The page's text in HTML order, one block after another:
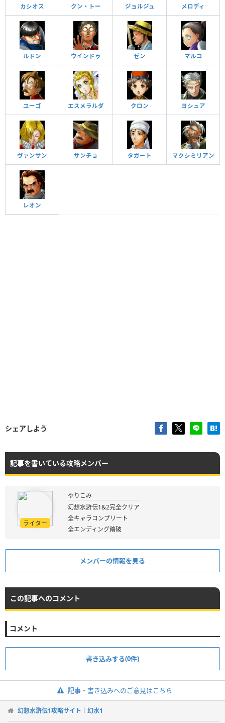
カシオス クン・トー ジョルジュ メロディ
ルドン ウインドゥ ゼン マルコ
ユーゴ エスメラルダ クロン ヨシュア
ヴァンサン サンチョ タガート マクシミリアン
レオン
シェアしよう
記事を書いている攻略メンバー
ライター
やりこみ
幻想水滸伝1&2完全クリア
全キャラコンプリート
全エンディング踏破
メンバーの情報を見る
この記事へのコメント
コメント
書き込みする(0件)
記事・書き込みへのご意見はこちら
幻想水滸伝1攻略サイト｜幻水1